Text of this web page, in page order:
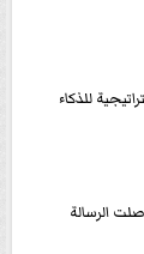
للذكاء
الرسالة